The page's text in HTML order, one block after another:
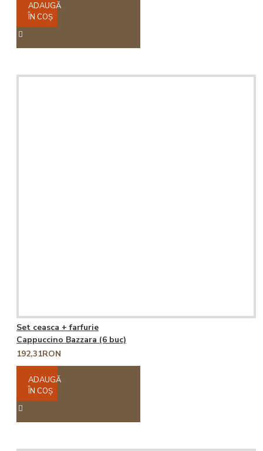
ADAUGĂ
ÎN COŞ
Set ceasca + farfurie
Cappuccino Bazzara (6 buc)
192,31RON
ADAUGĂ
ÎN COŞ